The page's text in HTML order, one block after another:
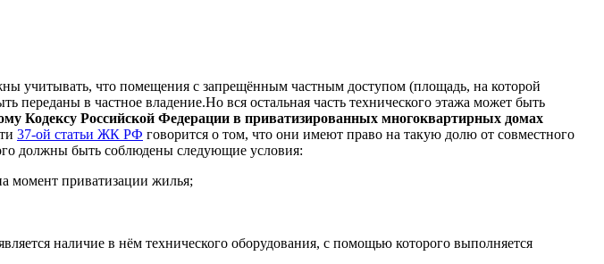
учитывать, что помещения с запрещённым частным доступом (площадь, на которой
в частное владение.Но вся остальная часть технического этажа может быть
Кодексу Российской Федерации в приватизированных многоквартирных домах
37-ой статьи ЖК РФ говорится о том, что они имеют право на такую долю от совместного
должны быть соблюдены следующие условия:
момент приватизации жилья;
наличие в нём технического оборудования, с помощью которого выполняется